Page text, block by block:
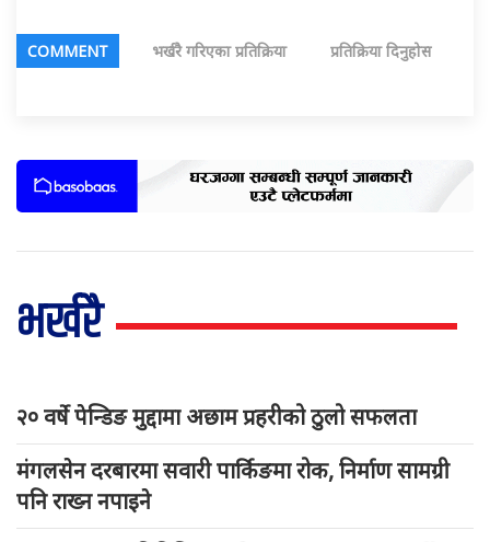
COMMENT भर्खरै गरिएका प्रतिक्रिया प्रतिक्रिया दिनुहोस
भर्खरै
२० वर्षे पेन्डिङ मुद्दामा अछाम प्रहरीको ठुलो सफलता
मंगलसेन दरबारमा सवारी पार्किङमा रोक, निर्माण सामग्री
पनि राख्न नपाइने